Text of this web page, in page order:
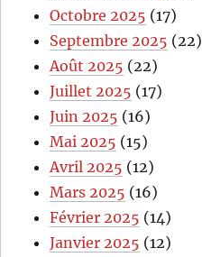
Octobre 2025 (17)
Septembre 2025 (22)
Août 2025 (22)
Juillet 2025 (17)
Juin 2025 (16)
Mai 2025 (15)
Avril 2025 (12)
Mars 2025 (16)
Février 2025 (14)
Janvier 2025 (12)